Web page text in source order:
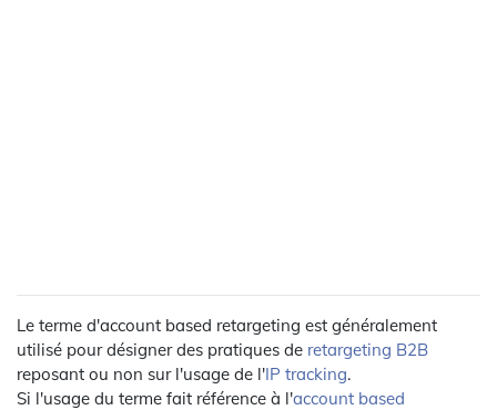
Le terme d'account based retargeting est généralement
utilisé pour désigner des pratiques de retargeting B2B
reposant ou non sur l'usage de l'IP tracking.
Si l'usage du terme fait référence à l'account based